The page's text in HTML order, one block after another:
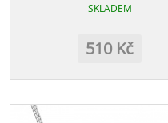
SKLADEM
510 Kč